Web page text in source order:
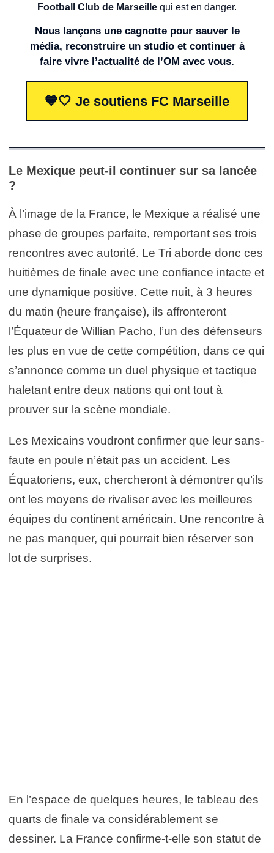
Football Club de Marseille qui est en danger.
Nous lançons une cagnotte pour sauver le
média, reconstruire un studio et continuer à
faire vivre l’actualité de l’OM avec vous.
💙🤍 Je soutiens FC Marseille
Le Mexique peut-il continuer sur sa lancée
?
À l’image de la France, le Mexique a réalisé une
phase de groupes parfaite, remportant ses trois
rencontres avec autorité. Le Tri aborde donc ces
huitièmes de finale avec une confiance intacte et
une dynamique positive. Cette nuit, à 3 heures
du matin (heure française), ils affronteront
l’Équateur de Willian Pacho, l’un des défenseurs
les plus en vue de cette compétition, dans ce qui
s’annonce comme un duel physique et tactique
haletant entre deux nations qui ont tout à
prouver sur la scène mondiale.
Les Mexicains voudront confirmer que leur sans-
faute en poule n’était pas un accident. Les
Équatoriens, eux, chercheront à démontrer qu’ils
ont les moyens de rivaliser avec les meilleures
équipes du continent américain. Une rencontre à
ne pas manquer, qui pourrait bien réserver son
lot de surprises.
En l’espace de quelques heures, le tableau des
quarts de finale va considérablement se
dessiner. La France confirme-t-elle son statut de